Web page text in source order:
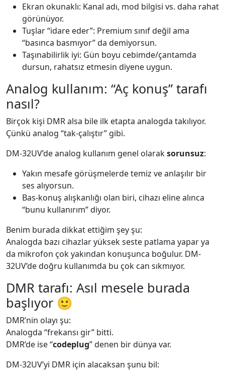
Ekran okunaklı: Kanal adı, mod bilgisi vs. daha rahat
görünüyor.
Tuşlar “idare eder”: Premium sınıf değil ama
“basınca basmıyor” da demiyorsun.
Taşınabilirlik iyi: Gün boyu cebimde/çantamda
dursun, rahatsız etmesin diyene uygun.
Analog kullanım: “Aç konuş” tarafı
nasıl?
Birçok kişi DMR alsa bile ilk etapta analogda takılıyor.
Çünkü analog “tak-çalıştır” gibi.
DM-32UV’de analog kullanım genel olaraksorunsuz:
Yakın mesafe görüşmelerde temiz ve anlaşılır bir
ses alıyorsun.
Bas-konuş alışkanlığı olan biri, cihazı eline alınca
“bunu kullanırım” diyor.
Benim burada dikkat ettiğim şey şu:
Analogda bazı cihazlar yüksek seste patlama yapar ya
da mikrofon çok yakından konuşunca boğulur. DM-
32UV’de doğru kullanımda bu çok can sıkmıyor.
DMR tarafı: Asıl mesele burada
başlıyor 🙂
DMR’nin olayı şu:
Analogda “frekansı gir” bitti.
DMR’de ise “codeplug” denen bir dünya var.
DM-32UV’yi DMR için alacaksan şunu bil: